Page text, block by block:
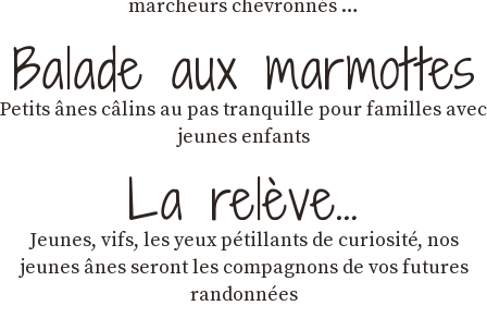
marcheurs chevronnés …
Balade aux marmottes
Petits ânes câlins au pas tranquille pour familles avec
jeunes enfants
La relève…
Jeunes, vifs, les yeux pétillants de curiosité, nos
jeunes ânes seront les compagnons de vos futures
randonnées